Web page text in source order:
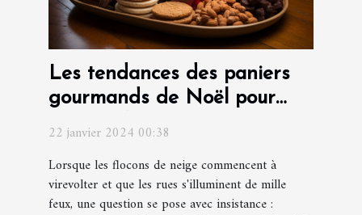
Les tendances des paniers
gourmands de Noël pour
surprendre vos invités
22 janvier 2024 00:38
Lorsque les flocons de neige commencent à
virevolter et que les rues s'illuminent de mille
feux, une question se pose avec insistance :